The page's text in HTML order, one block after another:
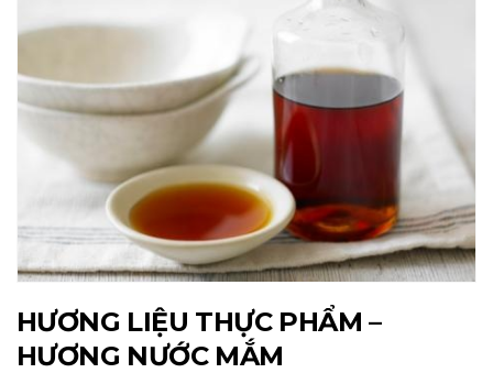
HƯƠNG LIỆU THỰC PHẨM –
HƯƠNG NƯỚC MẮM